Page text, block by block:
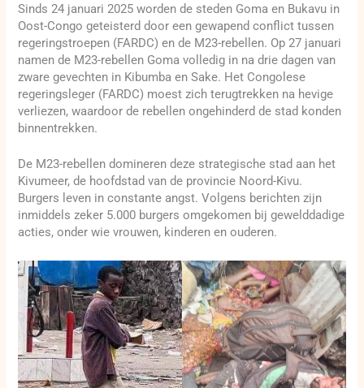
Sinds 24 januari 2025 worden de steden Goma en Bukavu in
Oost-Congo geteisterd door een gewapend conflict tussen
regeringstroepen (FARDC) en de M23-rebellen. Op 27 januari
namen de M23-rebellen Goma volledig in na drie dagen van
zware gevechten in Kibumba en Sake. Het Congolese
regeringsleger (FARDC) moest zich terugtrekken na hevige
verliezen, waardoor de rebellen ongehinderd de stad konden
binnentrekken.
De M23-rebellen domineren deze strategische stad aan het
Kivumeer, de hoofdstad van de provincie Noord-Kivu.
Burgers leven in constante angst. Volgens berichten zijn
inmiddels zeker 5.000 burgers omgekomen bij gewelddadige
acties, onder wie vrouwen, kinderen en ouderen.